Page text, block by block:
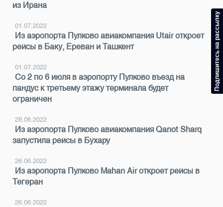
из Ирана
01.07.2022
Из аэропорта Пулково авиакомпания Utair откроет
рейсы в Баку, Ереван и Ташкент
01.07.2022
Со 2 по 6 июля в аэропорту Пулково въезд на
пандус к третьему этажу терминала будет
ограничен
28.06.2022
Из аэропорта Пулково авиакомпания Qanot Sharq
запустила рейсы в Бухару
26.06.2022
Из аэропорта Пулково Mahan Air откроет рейсы в
Тегеран
26.06.2022
Подпишитесь на рассылку